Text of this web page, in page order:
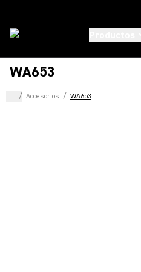
WA653
... / Accesorios / WA653